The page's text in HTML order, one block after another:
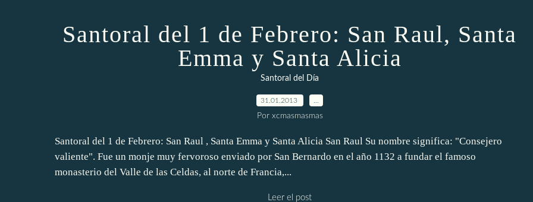
Santoral del 1 de Febrero: San Raul, Santa
Emma y Santa Alicia
Santoral del Día
31.01.2013
Por xcmasmasmas
Santoral del 1 de Febrero: San Raul , Santa Emma y Santa Alicia San Raul Su nombre significa: "Consejero
valiente". Fue un monje muy fervoroso enviado por San Bernardo en el año 1132 a fundar el famoso
monasterio del Valle de las Celdas, al norte de Francia,...
Leer el post